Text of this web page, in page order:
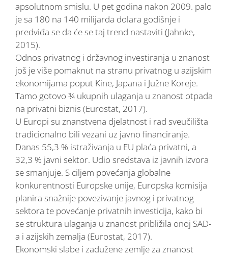
apsolutnom smislu. U pet godina nakon 2009. palo
je sa 180 na 140 milijarda dolara godišnje i
predviđa se da će se taj trend nastaviti (Jahnke,
2015).
Odnos privatnog i državnog investiranja u znanost
još je više pomaknut na stranu privatnog u azijskim
ekonomijama poput Kine, Japana i Južne Koreje.
Tamo gotovo ¾ ukupnih ulaganja u znanost otpada
na privatni biznis (Eurostat, 2017).
U Europi su znanstvena djelatnost i rad sveučilišta
tradicionalno bili vezani uz javno financiranje.
Danas 55,3 % istraživanja u EU plaća privatni, a
32,3 % javni sektor. Udio sredstava iz javnih izvora
se smanjuje. S ciljem povećanja globalne
konkurentnosti Europske unije, Europska komisija
planira snažnije povezivanje javnog i privatnog
sektora te povećanje privatnih investicija, kako bi
se struktura ulaganja u znanost približila onoj SAD-
a i azijskih zemalja (Eurostat, 2017).
Ekonomski slabe i zadužene zemlje za znanost